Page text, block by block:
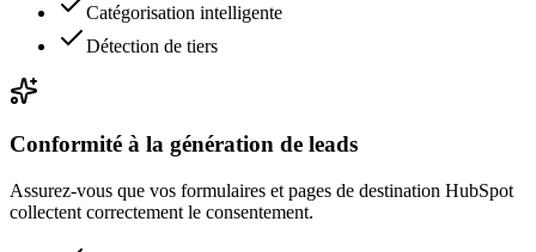
Catégorisation intelligente
Détection de tiers
Conformité à la génération de leads
Assurez-vous que vos formulaires et pages de destination HubSpot
collectent correctement le consentement.